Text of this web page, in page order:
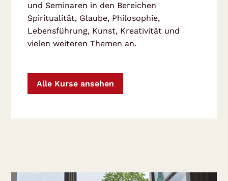
und Seminaren in den Bereichen
Spiritualität, Glaube, Philosophie,
Lebensführung, Kunst, Kreativität und
vielen weiteren Themen an.
Alle Kurse ansehen